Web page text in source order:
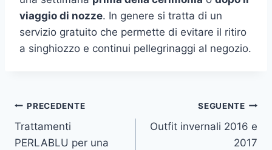
viaggio di nozze. In genere si tratta di un
servizio gratuito che permette di evitare il ritiro
a singhiozzo e continui pellegrinaggi al negozio.
Navigazione
articoli
PRECEDENTE
Trattamenti
PERLABLU per una
SEGUENTE
Outfit invernali 2016 e
2017